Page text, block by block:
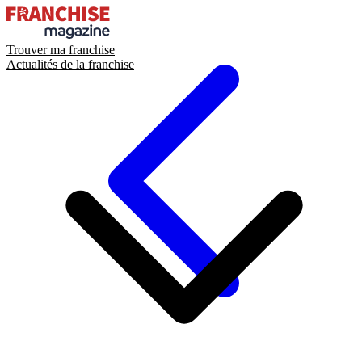
Trouver ma franchise
Actualités de la franchise